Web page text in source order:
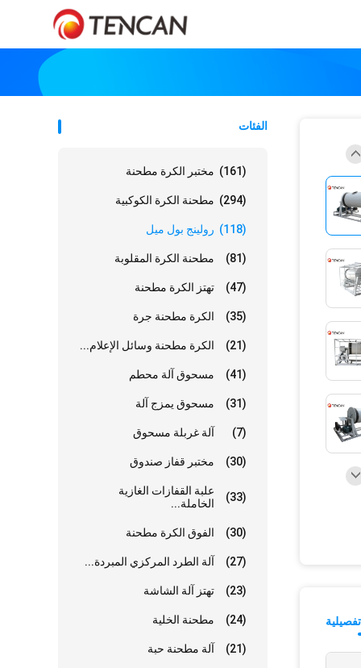
الفئات
مختبر الكرة مطحنة (161)
مطحنة الكرة الكوكبية (294)
رولينج بول ميل (118)
مطحنة الكرة المقلوبة (81)
تهتز الكرة مطحنة (47)
الكرة مطحنة جرة (35)
الكرة مطحنة وسائل الإعلام... (21)
مسحوق آلة محطم (41)
مسحوق يمزج آلة (31)
آلة غربلة مسحوق (7)
مختبر قفاز صندوق (30)
علبة القفازات الغازية
الخاملة...
(33)
الفوق الكرة مطحنة (30)
آلة الطرد المركزي المبردة... (27)
تهتز آلة الشاشة (23)
مطحنة الخلية (24)
آلة مطحنة حبة (21)